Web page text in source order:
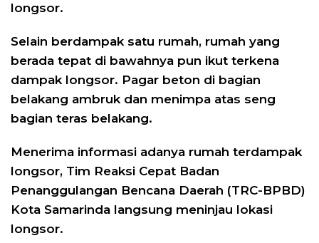
longsor.
Selain berdampak satu rumah, rumah yang
berada tepat di bawahnya pun ikut terkena
dampak longsor. Pagar beton di bagian
belakang ambruk dan menimpa atas seng
bagian teras belakang.
Menerima informasi adanya rumah terdampak
longsor, Tim Reaksi Cepat Badan
Penanggulangan Bencana Daerah (TRC-BPBD)
Kota Samarinda langsung meninjau lokasi
longsor.